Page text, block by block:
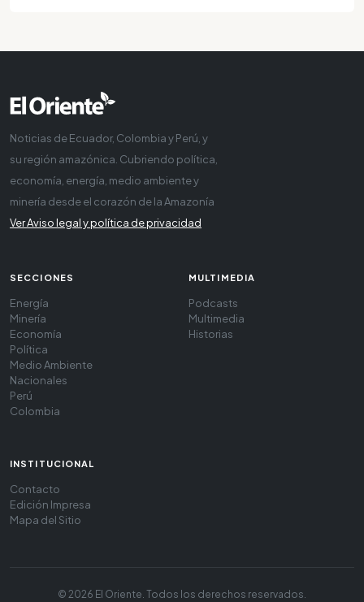
Noticias de Ecuador, Colombia y Perú, y
su región amazónica. Cubriendo política,
economía, energía, medio ambiente y
minería desde el corazón de la Amazonía
Ver Aviso legal y política de privacidad
SECCIONES
Energía
Minería
Economía
Política
Medio Ambiente
Nacionales
Perú
Colombia
MULTIMEDIA
Podcasts
Multimedia
Historias
INSTITUCIONAL
Contacto
Edición Impresa
Mapa del Sitio
© 2026 El Oriente. Todos los derechos reservados.